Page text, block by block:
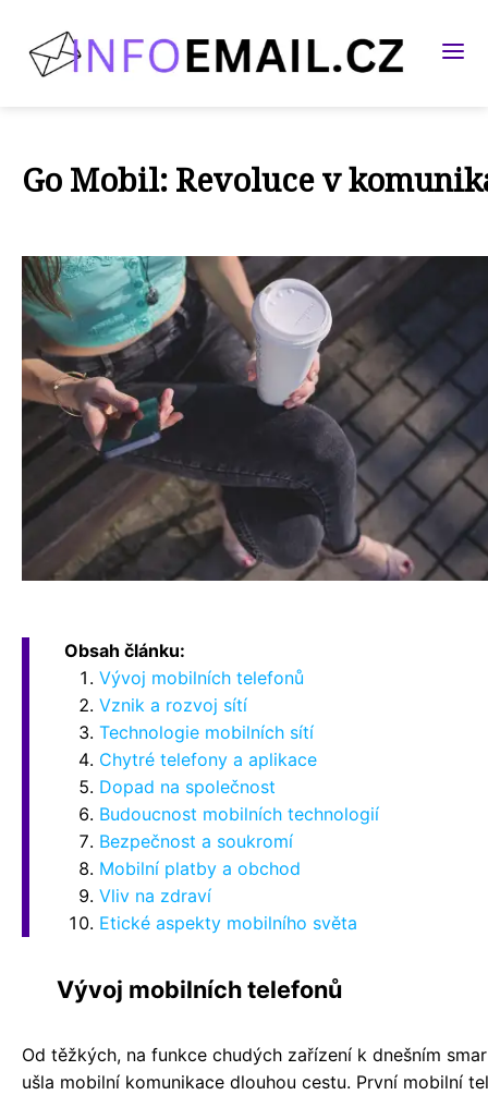
Go Mobil: Revoluce v
Obsah článku:
Vývoj mobilních telefonů
Vznik a rozvoj sítí
Technologie mobilních sítí
Chytré telefony a aplikace
Dopad na společnost
Budoucnost mobilních technologií
Bezpečnost a soukromí
Mobilní platby a obchod
Vliv na zdraví
Etické aspekty mobilního světa
Vývoj mobilních telefonů
Od těžkých, na funkce chudých zařízení k dnešním
ušla mobilní komunikace dlouhou cestu. První mobilní